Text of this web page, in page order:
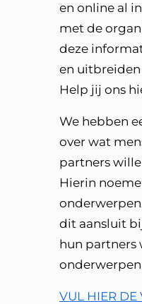
en online al
met de
deze
en uitbreiden
Help jij ons
We hebben
over wat
partners
Hierin
dit aansluit
hun partners
onderwerpen
VUL HIER DE